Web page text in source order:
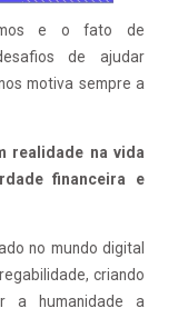
e o fato de
de ajudar
motiva sempre a
realidade na vida
financeira e
no mundo digital
criando
a humanidade a